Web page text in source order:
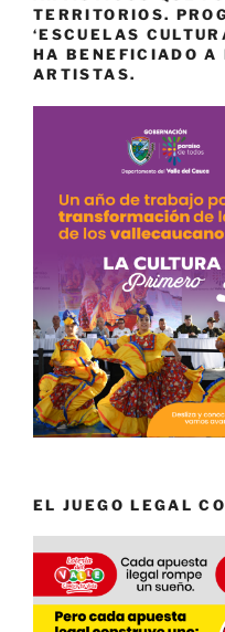
TERRITORIOS.
‘ESCUELAS
HA BENEFICIADO
ARTISTAS.
EL JUEGO LEGAL